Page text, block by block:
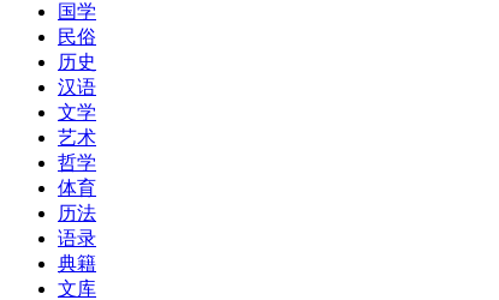
国学
民俗
历史
汉语
文学
艺术
哲学
体育
历法
语录
典籍
文库